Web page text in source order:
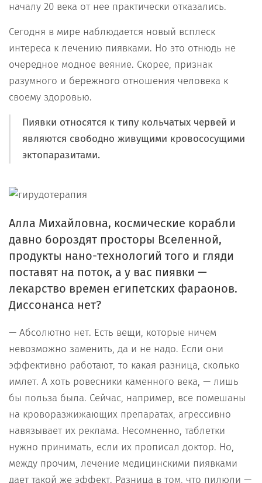
началу 20 века от нее практически отказались.
Сегодня в мире наблюдается новый всплеск
интереса к лечению пиявками. Но это отнюдь не
очередное модное веяние. Скорее, признак
разумного и бережного отношения человека к
своему здоровью.
Пиявки относятся к типу кольчатых червей и
являются свободно живущими кровососущими
эктопаразитами.
Алла Михайловна, космические корабли
давно бороздят просторы Вселенной,
продукты нано-технологий того и гляди
поставят на поток, а у вас пиявки —
лекарство времен египетских фараонов.
Диссонанса нет?
— Абсолютно нет. Есть вещи, которые ничем
невозможно заменить, да и не надо. Если они
эффективно работают, то какая разница, сколько
имлет. А хоть ровесники каменного века, — лишь
бы польза была. Сейчас, например, все помешаны
на кроворазжижающих препаратах, агрессивно
навязывает их реклама. Несомненно, таблетки
нужно принимать, если их прописал доктор. Но,
между прочим, лечение медицинскими пиявками
дает такой же эффект. Разница в том, что пилюли —